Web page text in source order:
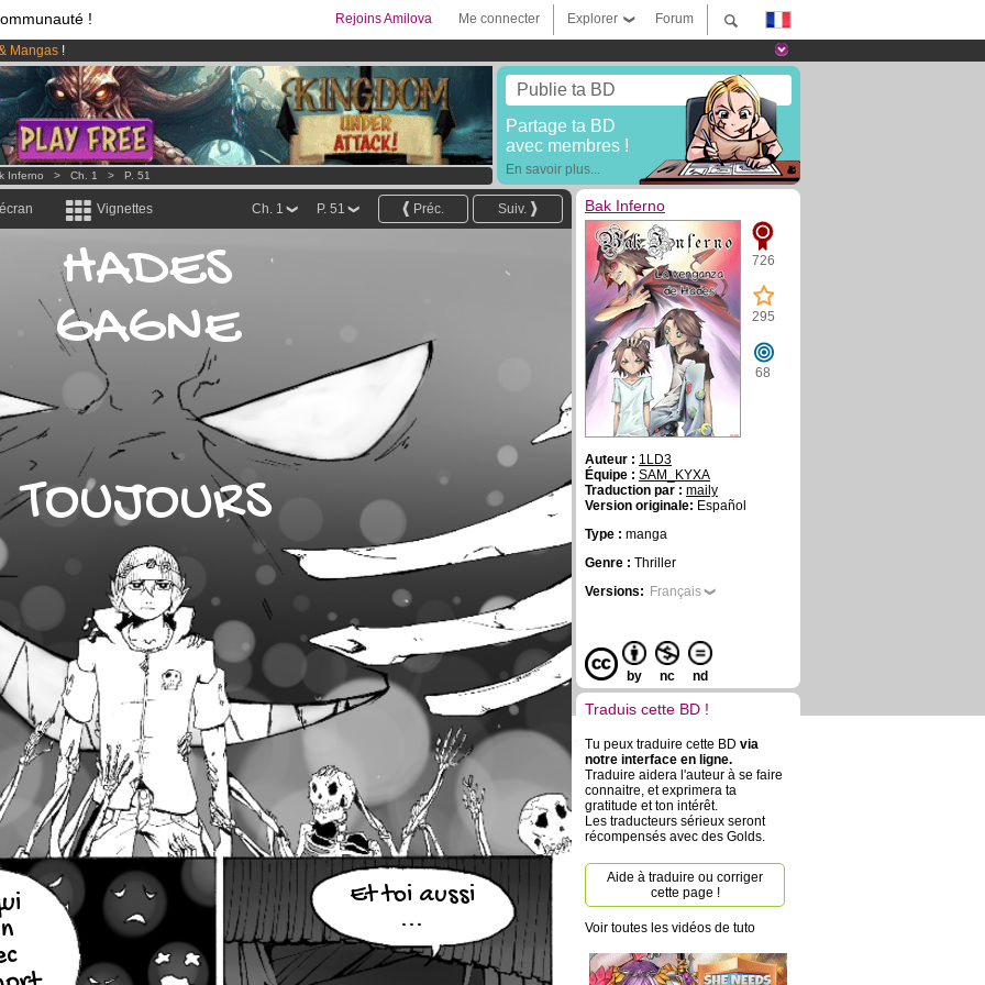
! Forum
Explorer
Me connecter
Rejoins Amilova
Mangas !
lancé!.
eurospar mois !Clique ici pour t'abonner
Publie ta BD
Partage ta BD
avec membres !
En savoir plus...
Inferno > Ch. 1 > P. 51
Vignettes Suiv.
Préc.
P. 51
Ch. 1
HADES
GAGNE
TOUJOURS
Et toi aussi
...
Bak Inferno
726
295
68
Auteur : 1LD3
Équipe : SAM_KYXA
Traduction par : maily
Version originale: Español
Type : manga
Genre : Thriller
Versions: Français
by nc nd
Traduis cette BD !
Tu peux traduire cette BD via
notre interface en ligne.
Traduire aidera l'auteur à se faire
connaitre, et exprimera ta
gratitude et ton intérêt.
Les traducteurs sérieux seront
récompensés avec des Golds.
Aide à traduire ou corriger
cette page !
Voir toutes les vidéos de tuto